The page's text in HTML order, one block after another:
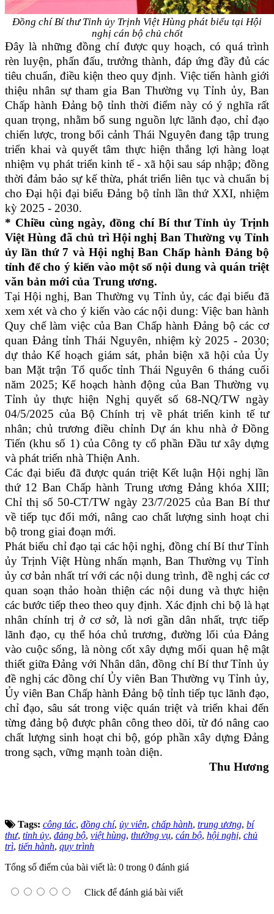
Đồng chí Bí thư Tỉnh ủy Trịnh Việt Hùng phát biểu tại Hội
nghị cán bộ chủ chốt
Đây là những đồng chí được quy hoạch, có quá trình
rèn luyện, phấn đấu, trưởng thành, đáp ứng đầy đủ các
tiêu chuẩn, điều kiện theo quy định. Việc tiến hành giới
thiệu nhân sự tham gia Ban Thường vụ Tỉnh ủy, Ban
Chấp hành Đảng bộ tỉnh thời điểm này có ý nghĩa rất
quan trọng, nhằm bổ sung nguồn lực lãnh đạo, chỉ đạo
chiến lược, trong bối cảnh Thái Nguyên đang tập trung
triển khai và quyết tâm thực hiện thắng lợi hàng loạt
nhiệm vụ phát triển kinh tế - xã hội sau sáp nhập; đồng
thời đảm bảo sự kế thừa, phát triển liên tục và chuẩn bị
cho Đại hội đại biểu Đảng bộ tỉnh lần thứ XXI, nhiệm
kỳ 2025 - 2030.
* Chiều cùng ngày, đồng chí Bí thư Tỉnh ủy Trịnh
Việt Hùng đã chủ trì Hội nghị Ban Thường vụ Tỉnh
ủy lần thứ 7 và Hội nghị Ban Chấp hành Đảng bộ
tỉnh để cho ý kiến vào một số nội dung và quán triệt
văn bản mới của Trung ương.
Tại Hội nghị, Ban Thường vụ Tỉnh ủy, các đại biểu đã
xem xét và cho ý kiến vào các nội dung: Việc ban hành
Quy chế làm việc của Ban Chấp hành Đảng bộ các cơ
quan Đảng tỉnh Thái Nguyên, nhiệm kỳ 2025 - 2030;
dự thảo Kế hoạch giám sát, phản biện xã hội của Ủy
ban Mặt trận Tổ quốc tỉnh Thái Nguyên 6 tháng cuối
năm 2025; Kế hoạch hành động của Ban Thường vụ
Tỉnh ủy thực hiện Nghị quyết số 68-NQ/TW ngày
04/5/2025 của Bộ Chính trị về phát triển kinh tế tư
nhân; chủ trương điều chỉnh Dự án khu nhà ở Đồng
Tiến (khu số 1) của Công ty cổ phần Đầu tư xây dựng
và phát triển nhà Thiện Anh.
Các đại biểu đã được quán triệt Kết luận Hội nghị lần
thứ 12 Ban Chấp hành Trung ương Đảng khóa XIII;
Chỉ thị số 50-CT/TW ngày 23/7/2025 của Ban Bí thư
về tiếp tục đổi mới, nâng cao chất lượng sinh hoạt chi
bộ trong giai đoạn mới.
Phát biểu chỉ đạo tại các hội nghị, đồng chí Bí thư Tỉnh
ủy Trịnh Việt Hùng nhấn mạnh, Ban Thường vụ Tỉnh
ủy cơ bản nhất trí với các nội dung trình, đề nghị các cơ
quan soạn thảo hoàn thiện các nội dung và thực hiện
các bước tiếp theo theo quy định. Xác định chi bộ là hạt
nhân chính trị ở cơ sở, là nơi gần dân nhất, trực tiếp
lãnh đạo, cụ thể hóa chủ trương, đường lối của Đảng
vào cuộc sống, là nòng cốt xây dựng mối quan hệ mật
thiết giữa Đảng với Nhân dân, đồng chí Bí thư Tỉnh ủy
đề nghị các đồng chí Ủy viên Ban Thường vụ Tỉnh ủy,
Ủy viên Ban Chấp hành Đảng bộ tỉnh tiếp tục lãnh đạo,
chỉ đạo, sâu sát trong việc quán triệt và triển khai đến
từng đảng bộ được phân công theo dõi, từ đó nâng cao
chất lượng sinh hoạt chi bộ, góp phần xây dựng Đảng
trong sạch, vững mạnh toàn diện.
Thu Hương
Tags: công tác, đồng chí, ủy viên, chấp hành, trung ương, bí
thư, tỉnh ủy, đảng bộ, việt hùng, thường vụ, cán bộ, hội nghị, chủ
trì, tiến hành, quy trình
Tổng số điểm của bài viết là: 0 trong 0 đánh giá
Click để đánh giá bài viết